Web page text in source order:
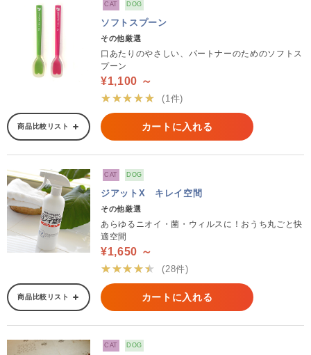
CAT DOG
ソフトスプーン
その他厳選
口あたりのやさしい、パートナーのためのソフトス
プーン
¥1,100 ～
★★★★★
(1件)
商品比較リスト カートに入れる
CAT DOG
ジアットX キレイ空間
その他厳選
あらゆるニオイ・菌・ウィルスに！おうち丸ごと快
適空間
¥1,650 ～
★★★★★
(28件)
商品比較リスト カートに入れる
CAT DOG